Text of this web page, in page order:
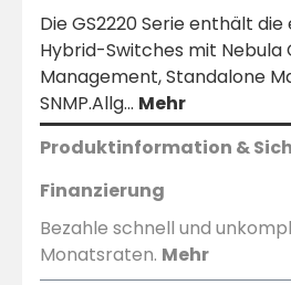
Die GS2220 Serie enthält
Hybrid-Switches mit Nebula
Management, Standalone
SNMP.Allg… Mehr
Produktinformation &
Finanzierung
Bezahle schnell und
Monatsraten. Mehr